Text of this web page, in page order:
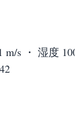
m/s ・ 湿度